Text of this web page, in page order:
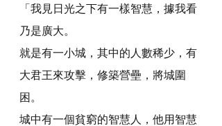
「我見日光之下有一樣智慧，據我看
乃是廣大。
就是有一小城，其中的人數稀少，有
大君王來攻擊，修築營壘，將城圍
困。
城中有一個貧窮的智慧人，他用智慧